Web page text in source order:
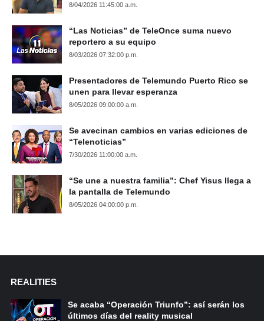
8/04/2026 11:45:00 a.m.
“Las Noticias” de TeleOnce suma nuevo
reportero a su equipo
8/03/2026 07:32:00 p.m.
Presentadores de Telemundo Puerto Rico se
unen para llevar esperanza
8/05/2026 09:00:00 a.m.
Se avecinan cambios en varias ediciones de
“Telenoticias”
7/30/2026 11:00:00 a.m.
“Se une a nuestra familia”: Chef Yisus llega a
la pantalla de Telemundo
8/05/2026 04:00:00 p.m.
REALITIES
Se acaba “Operación Triunfo”: así serán los
últimos días del reality musical